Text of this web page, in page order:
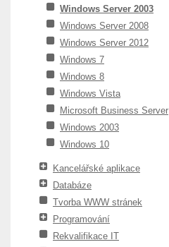
Windows Server 2003
Windows Server 2008
Windows Server 2012
Windows 7
Windows 8
Windows Vista
Microsoft Business Server
Windows 2003
Windows 10
Kancelářské aplikace
Databáze
Tvorba WWW stránek
Programování
Rekvalifikace IT